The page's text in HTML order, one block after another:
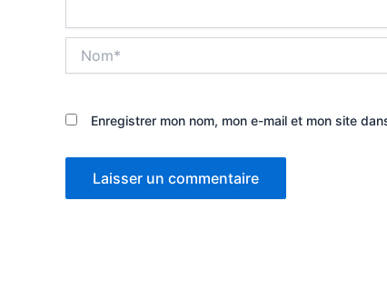
Enregistrer mon nom, mon e-mail et mon site